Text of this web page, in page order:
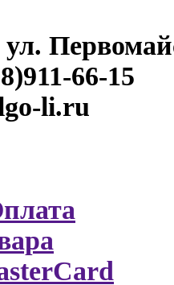
ул.
66-15
li.ru